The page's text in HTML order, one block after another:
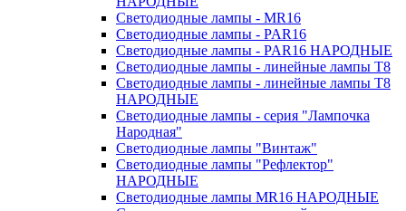
Светодиодные лампы - MR16
Светодиодные лампы - PAR16
Светодиодные лампы - PAR16 НАРОДНЫЕ
Светодиодные лампы - линейные лампы T8
Светодиодные лампы - линейные лампы T8
НАРОДНЫЕ
Светодиодные лампы - серия "Лампочка
Народная"
Светодиодные лампы "Винтаж"
Светодиодные лампы "Рефлектор"
НАРОДНЫЕ
Светодиодные лампы MR16 НАРОДНЫЕ